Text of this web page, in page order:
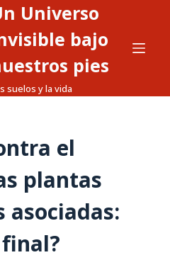
Universo
bajo
pies
suelos y la vida
el
plantas
asociadas: